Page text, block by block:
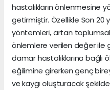
hastalıkların önlenmesine
getirmiştir. Özellikle Son 20
yöntemleri, artan
önlemlere verilen değer ile
damar hastalıklarına bağlı
eğilimine girerken genç
ve kaygı oluşturacak